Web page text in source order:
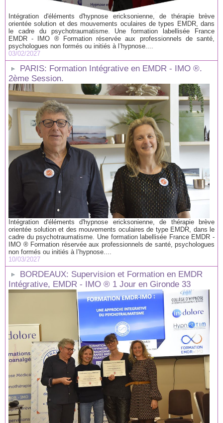
Intégration d'éléments d'hypnose ericksonienne, de thérapie brève
orientée solution et des mouvements oculaires de types EMDR, dans
le cadre du psychotraumatisme. Une formation labellisée France
EMDR - IMO ® Formation réservée aux professionnels de santé,
psychologues non formés ou initiés à l’hypnose....
03/02/2027
PARIS: Formation Intégrative en EMDR - IMO ®.
2ème Session.
Intégration d'éléments d'hypnose ericksonienne, de thérapie brève
orientée solution et des mouvements oculaires de type EMDR, dans le
cadre du psychotraumatisme. Une formation labellisée France EMDR -
IMO ® Formation réservée aux professionnels de santé, psychologues
non formés ou initiés à l’hypnose....
10/03/2027
BORDEAUX: Supervision et Formation en EMDR
Intégrative, EMDR - IMO ® 1 Jour en Gironde 33